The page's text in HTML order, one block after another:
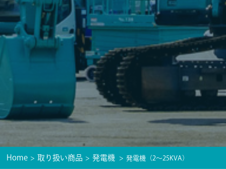
Home 取り扱い商品 発電機 発電機（2〜25KVA）